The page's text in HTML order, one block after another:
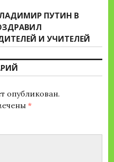
ПУТИН В
И УЧИТЕЛЕЙ
опубликован.
*